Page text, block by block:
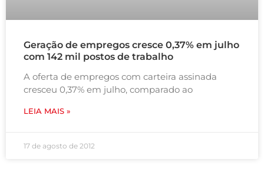
Geração de empregos cresce 0,37% em julho
com 142 mil postos de trabalho
A oferta de empregos com carteira assinada
cresceu 0,37% em julho, comparado ao
LEIA MAIS »
17 de agosto de 2012